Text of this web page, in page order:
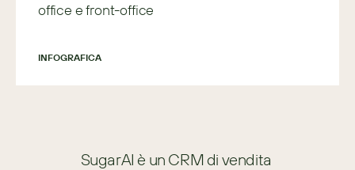
office e front-office
INFOGRAFICA
SugarAI è un CRM di vendita